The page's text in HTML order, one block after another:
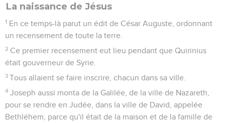
La naissance de Jésus
1 En ce temps-là parut un édit de César Auguste, ordonnant
un recensement de toute la terre.
2 Ce premier recensement eut lieu pendant que Quirinius
était gouverneur de Syrie.
3 Tous allaient se faire inscrire, chacun dans sa ville.
4 Joseph aussi monta de la Galilée, de la ville de Nazareth,
pour se rendre en Judée, dans la ville de David, appelée
Bethléhem, parce qu'il était de la maison et de la famille de